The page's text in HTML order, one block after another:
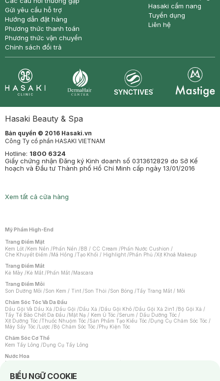
Gửi yêu cầu hỗ trợ
Hướng dẫn đặt hàng
Phương thức thanh toán
Phương thức vận chuyển
Chính sách đổi trả
Hasaki cẩm nang
Tuyển dụng
Liên hệ
Hasaki Beauty & Spa
Bản quyền © 2016 Hasaki.vn
Công Ty cổ phần HASAKI VIETNAM
Hotline: 1800 6324
Giấy chứng nhận Đăng ký Kinh doanh số 0313612829 do Sở Kế
hoạch và Đầu tư Thành phố Hồ Chí Minh cấp ngày 13/01/2016
Xem tất cả cửa hàng
Mỹ Phẩm High-End
Trang Điểm Mặt
Kem Lót /Kem Nền /Phấn Nền /BB / CC Cream /Phấn Nước Cushion /
Che Khuyết Điểm /Má Hồng /Tạo Khối / Highlight /Phấn Phủ /Xịt Khoá Makeup
Trang Điểm Mắt
Kẻ Mày /Kẻ Mắt /Phấn Mắt /Mascara
Trang Điểm Môi
Son Dưỡng Môi /Son Kem / Tint /Son Thỏi /Son Bóng /Tẩy Trang Mắt / Môi
Chăm Sóc Tóc Và Da Đầu
Dầu Gội Và Dầu Xả /Dầu Gội /Dầu Xả /Dầu Gội Khô /Dầu Gội Xả 2in1 /Bộ Gội Xả /
Tẩy Tế Bào Chết Da Đầu /Mặt Nạ / Kem Ủ Tóc /Serum / Dầu Dưỡng Tóc /
Xịt Dưỡng Tóc /Thuốc Nhuộm Tóc /Sản Phẩm Tạo Kiểu Tóc /Dụng Cụ Chăm Sóc Tóc /
Máy Sấy Tóc /Lược /Bộ Chăm Sóc Tóc /Phụ Kiện Tóc
Chăm Sóc Cơ Thể
Kem Tẩy Lông /Dụng Cụ Tẩy Lông
Nước Hoa
Nước Hoa Nữ
BIỂU NGỮ COOKIE
Notice about cookies usage